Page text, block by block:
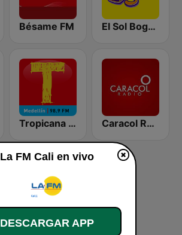
Bésame FM El Sol Bogotá
Tropicana Medellín Caracol Radio Cali
La FM Cali en vivo
DESCARGAR APP